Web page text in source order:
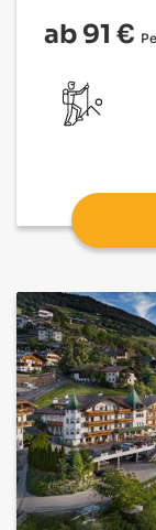
ab 91 €